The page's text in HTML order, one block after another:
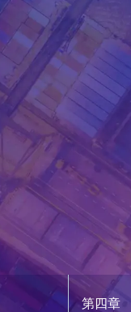
第四章